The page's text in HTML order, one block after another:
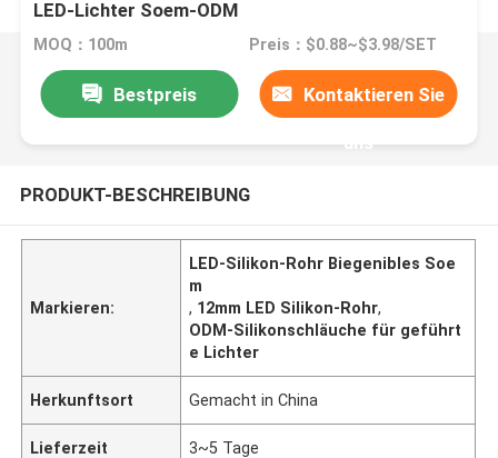
LED-Lichter Soem-ODM
MOQ：100m Preis：$0.88~$3.98/SET
Bestpreis Kontaktieren Sie
uns
PRODUKT-BESCHREIBUNG
Markieren:
LED-Silikon-Rohr Biegenibles Soe
m
, 12mm LED Silikon-Rohr,
ODM-Silikonschläuche für geführt
e Lichter
Herkunftsort Gemacht in China
Lieferzeit 3~5 Tage